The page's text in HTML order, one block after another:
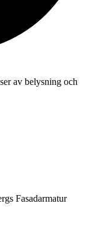
av belysning och
Fasadarmatur